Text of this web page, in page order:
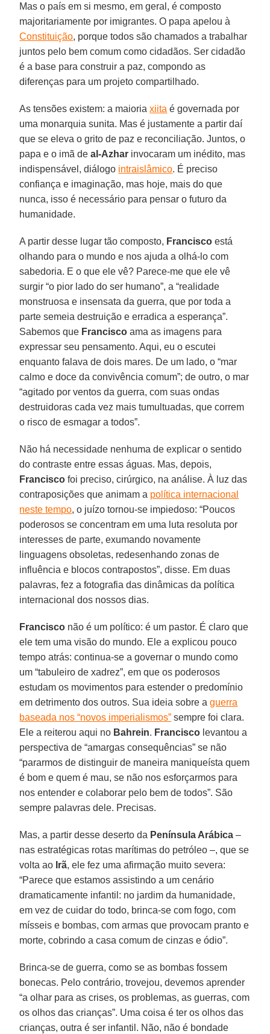
Mas o país em si mesmo, em geral, é composto
majoritariamente por imigrantes. O papa apelou à
Constituição, porque todos são chamados a trabalhar
juntos pelo bem comum como cidadãos. Ser cidadão
é a base para construir a paz, compondo as
diferenças para um projeto compartilhado.
As tensões existem: a maioriaxiita é governada por
uma monarquia sunita. Mas é justamente a partir daí
que se eleva o grito de paz e reconciliação. Juntos, o
papa e o imã deal-Azhar invocaram um inédito, mas
indispensável, diálogo intraislâmico. É preciso
confiança e imaginação, mas hoje, mais do que
nunca, isso é necessário para pensar o futuro da
humanidade.
A partir desse lugar tão composto, Francisco está
olhando para o mundo e nos ajuda a olhá-lo com
sabedoria. E o que ele vê? Parece-me que ele vê
surgir “o pior lado do ser humano”, a “realidade
monstruosa e insensata da guerra, que por toda a
parte semeia destruição e erradica a esperança”.
Sabemos que Francisco ama as imagens para
expressar seu pensamento. Aqui, eu o escutei
enquanto falava de dois mares. De um lado, o “mar
calmo e doce da convivência comum”; de outro, o mar
“agitado por ventos da guerra, com suas ondas
destruidoras cada vez mais tumultuadas, que correm
o risco de esmagar a todos”.
Não há necessidade nenhuma de explicar o sentido
do contraste entre essas águas. Mas, depois,
Francisco foi preciso, cirúrgico, na análise. À luz das
contraposições que animam a política internacional
neste tempo, o juízo tornou-se impiedoso: “Poucos
poderosos se concentram em uma luta resoluta por
interesses de parte, exumando novamente
linguagens obsoletas, redesenhando zonas de
influência e blocos contrapostos”, disse. Em duas
palavras, fez a fotografia das dinâmicas da política
internacional dos nossos dias.
Francisco não é um político: é um pastor. É claro que
ele tem uma visão do mundo. Ele a explicou pouco
tempo atrás: continua-se a governar o mundo como
um “tabuleiro de xadrez”, em que os poderosos
estudam os movimentos para estender o predomínio
em detrimento dos outros. Sua ideia sobre aguerra
baseada nos “novos imperialismos” sempre foi clara.
Ele a reiterou aqui no Bahrein. Francisco levantou a
perspectiva de “amargas consequências” se não
“pararmos de distinguir de maneira maniqueísta quem
é bom e quem é mau, se não nos esforçarmos para
nos entender e colaborar pelo bem de todos”. São
sempre palavras dele. Precisas.
Mas, a partir desse deserto da Península Arábica –
nas estratégicas rotas marítimas do petróleo –, que se
volta ao Irã, ele fez uma afirmação muito severa:
“Parece que estamos assistindo a um cenário
dramaticamente infantil: no jardim da humanidade,
em vez de cuidar do todo, brinca-se com fogo, com
mísseis e bombas, com armas que provocam pranto e
morte, cobrindo a casa comum de cinzas e ódio”.
Brinca-se de guerra, como se as bombas fossem
bonecas. Pelo contrário, trovejou, devemos aprender
“a olhar para as crises, os problemas, as guerras, com
os olhos das crianças”. Uma coisa é ter os olhos das
crianças, outra é ser infantil. Não, não é bondade